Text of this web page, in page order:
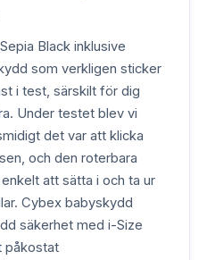
Black inklusive
som verkligen sticker
i test, särskilt för dig
Under testet blev vi
det var att klicka
och den roterbara
att sätta i och ta ur
Cybex babyskydd
säkerhet med i-Size
påkostat